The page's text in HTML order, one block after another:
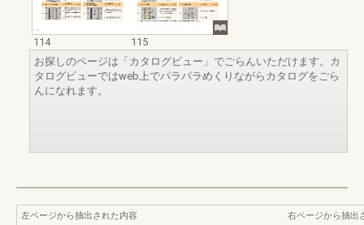
114
115
お探しのページは「カタログビュー」でごらんいただけます。カ
タログビューではweb上でパラパラめくりながらカタログをごら
んになれます。
左ページから抽出された内容
右ページから抽出